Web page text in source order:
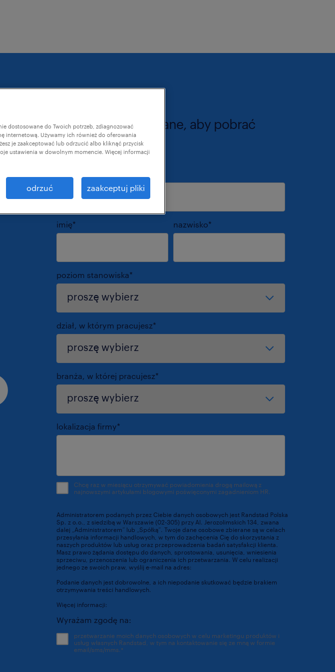
potwierdź swoje dane, aby pobrać
materiał:
imię* nazwisko*
poziom stanowiska*
dział, w którym pracujesz*
branża, w której pracujesz*
lokalizacja firmy*
Chcę raz w miesiącu otrzymywać powiadomienia drogą mailową z
najnowszymi artykułami blogowymi poświęconymi zagadnieniom HR.
Administratorem podanych przez Ciebie danych osobowych jest Randstad Polska
Sp. z o.o., z siedzibą w Warszawie (02-305) przy Al. Jerozolimskich 134, zwana
dalej „Administratorem” lub „Spółką”. Twoje dane osobowe zbierane są w celach
przesyłania informacji handlowych, w tym do zachęcenia Cię do skorzystania z
naszych produktów lub usług oraz przeprowadzenia badań satysfakcji klienta.
Masz prawo żądania dostępu do danych, sprostowania, usunięcia, wniesienia
sprzeciwu, przenoszenia lub ograniczenia ich przetwarzania. W celu realizacji
jednego ze swoich praw, wyślij e-mail na adres:
Podanie danych jest dobrowolne, a ich niepodanie skutkować będzie brakiem
otrzymywania treści handlowych.
Więcej informacji:
Wyrażam zgodę na:
przetwarzanie moich danych osobowych w celu marketingu produktów i
usług własnych Randstad, w tym na kontaktowanie się ze mną w formie
email/sms/mms. *
dostosowane do Twoich potrzeb, zdiagnozować
internetową. Używamy ich również do oferowania
je zaakceptować lub odrzucić albo kliknąć przycisk
ustawienia w dowolnym momencie. Więcej informacji
odrzuć zaakceptuj pliki